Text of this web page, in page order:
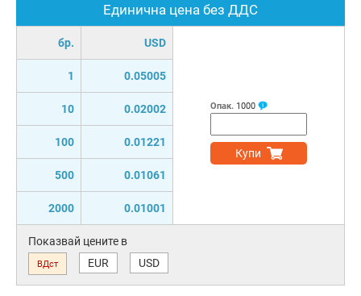
Единична цена без ДДС
бр. USD
1 0.05005
10 0.02002
100 0.01221
500 0.01061
2000 0.01001
Опак. 1000
Купи
Показвай цените в
ВДст EUR USD